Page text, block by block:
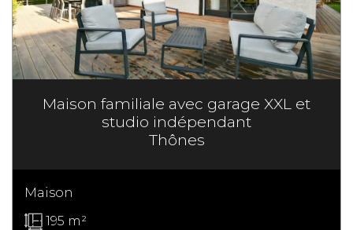
Maison familiale avec garage XXL et
studio indépendant
Thônes
Maison
195 m²